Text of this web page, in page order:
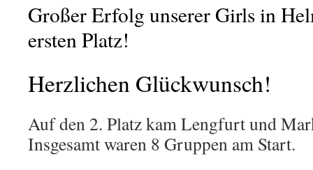
Großer Erfolg unserer Girls in
ersten Platz!
Herzlichen Glückwunsch!
Auf den 2. Platz kam Lengfurt und
Insgesamt waren 8 Gruppen am Start.